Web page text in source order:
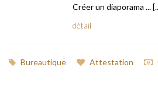
Créer un diaporama ...
détail
Bureautique Attestation